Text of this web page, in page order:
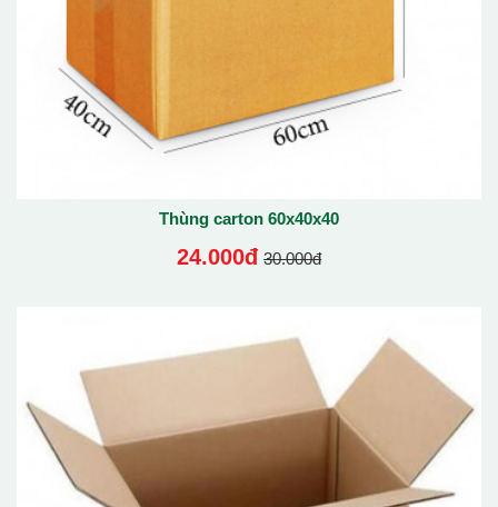
Thùng carton 60x40x40
24.000đ 30.000đ